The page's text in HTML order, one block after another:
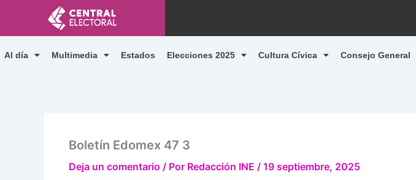
contenido
Al día Multimedia Estados Elecciones 2025 Cultura Cívica Consejo General
Boletín Edomex 47 3
Deja un comentario / Por Redacción INE / 19 septiembre, 2025